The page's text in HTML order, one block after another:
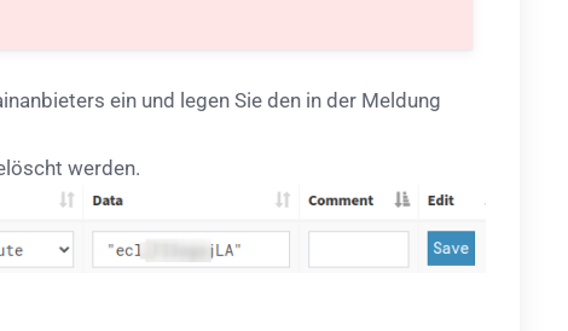
ein und legen Sie den in der Meldung
werden.